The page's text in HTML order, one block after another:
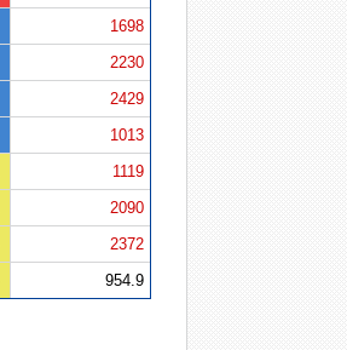
1698
2230
2429
1013
1119
2090
2372
954.9